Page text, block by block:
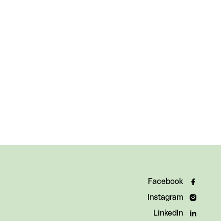
Facebook
Instagram
LinkedIn